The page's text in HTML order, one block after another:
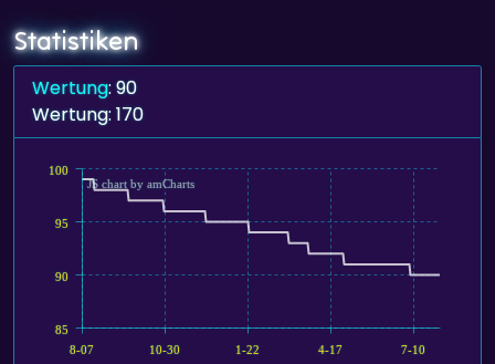
Statistiken
Wertung: 90
Wertung: 170
8-07 10-30 1-22 4-17 7-10
85
90
95
100
JS chart by amCharts